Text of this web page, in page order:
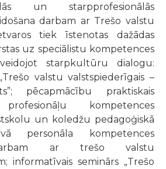
un starpprofesionālās
darbam ar Trešo valstu
tiek īstenotas dažādas
uz speciālistu kompetences
starpkultūru dialogu:
valstu valstspiederīgais –
pēcapmācību praktiskais
profesionāļu kompetences
un koledžu pedagoģiskā
personāla kompetences
ar trešo valstu
informatīvais seminārs „Trešo